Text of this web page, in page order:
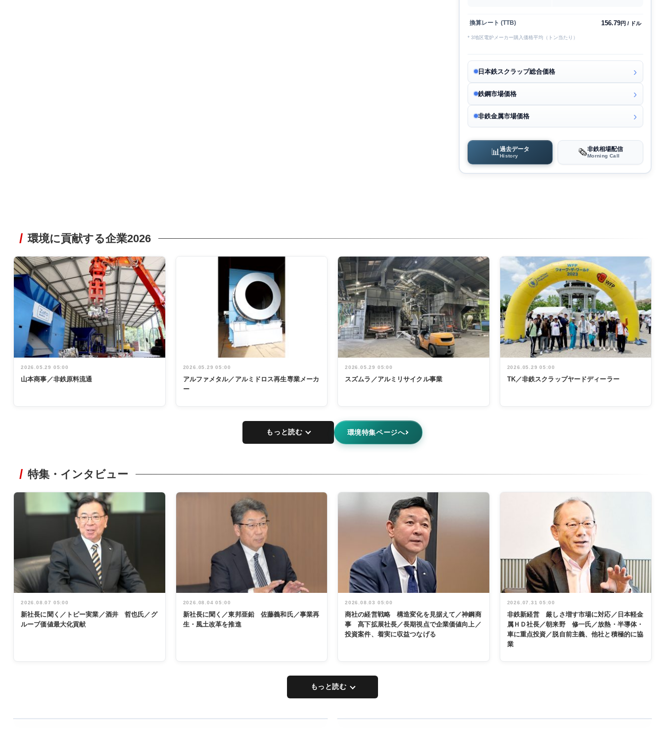
換算レート (TTB) 156.79円 / ドル
* 3地区電炉メーカー購入価格平均（トン当たり）
日本鉄スクラップ総合価格
鉄鋼市場価格
非鉄金属市場価格
📊 過去データ
History 🗞️非鉄相場配信
Morning Call
環境に貢献する企業2026
2026.05.29 05:00
山本商事／非鉄原料流通
2026.05.29 05:00
アルファメタル／アルミドロス再生専業メーカ
ー
2026.05.29 05:00
スズムラ／アルミリサイクル事業
2026.05.29 05:00
TK／非鉄スクラップヤードディーラー
もっと読む 環境特集ページへ
特集・インタビュー
2026.08.07 05:00
新社長に聞く／トピー実業／酒井 哲也氏／グ
ループ価値最大化貢献
2026.08.04 05:00
新社長に聞く／東邦亜鉛 佐藤義和氏／事業再
生・風土改革を推進
2026.08.03 05:00
商社の経営戦略 構造変化を見据えて／神鋼商
事 髙下拡展社長／長期視点で企業価値向上／
投資案件、着実に収益つなげる
2026.07.31 05:00
非鉄新経営 厳しさ増す市場に対応／日本軽金
属ＨＤ社長／朝来野 修一氏／放熱・半導体・
車に重点投資／脱自前主義、他社と積極的に協
業
もっと読む